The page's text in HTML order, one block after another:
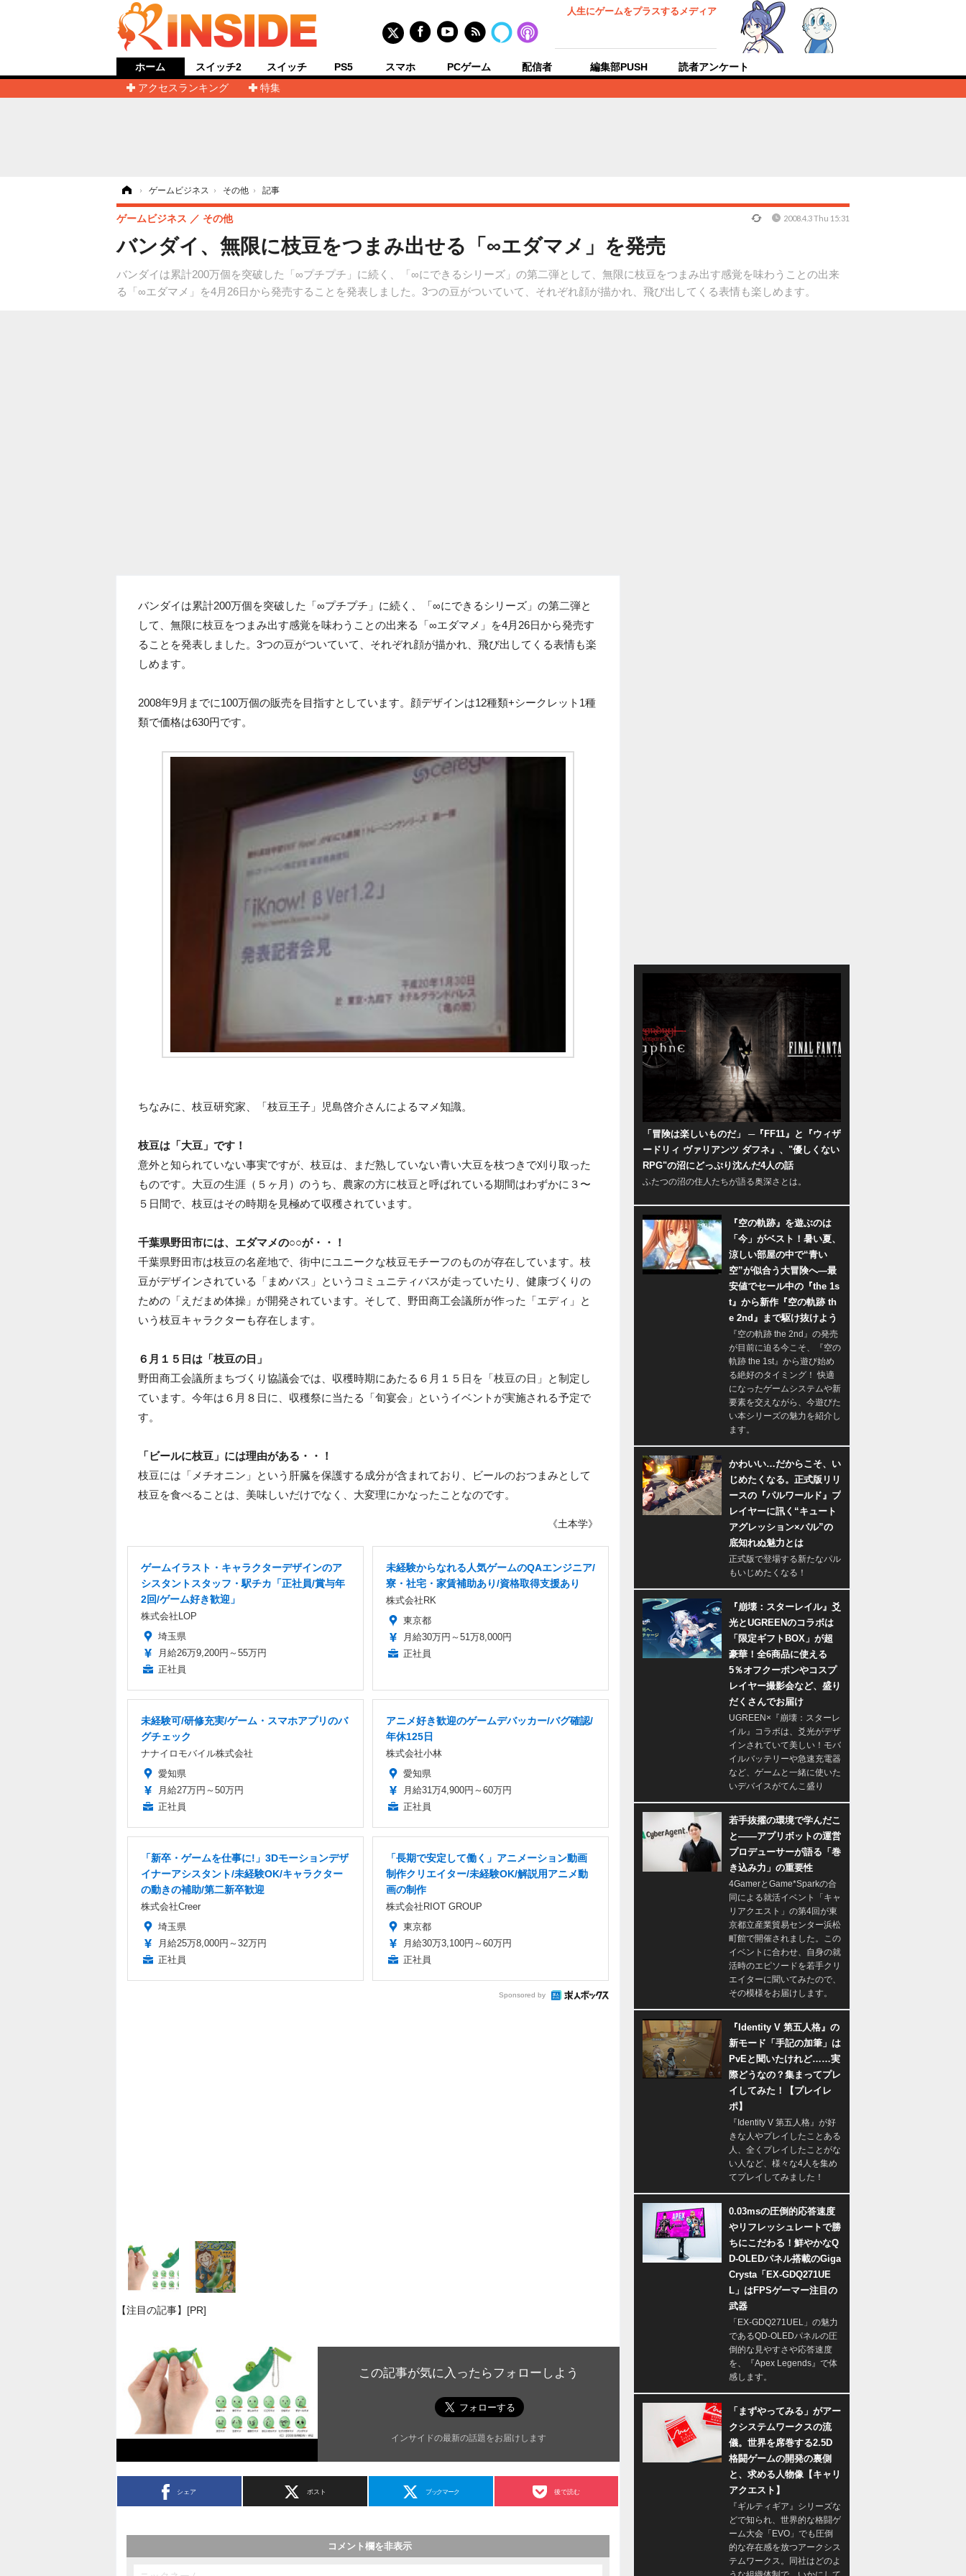
人生にゲームをプラスするメディア
ホーム
アクセスランキング
特集
スイッチ2 スイッチ PS5 スマホ PCゲーム 配信者 編集部PUSH 読者アンケート
› ゲームビジネス › その他 › 記事
バンダイ、無限に枝豆をつまみ出せる「∞エダマメ」を発売
バンダイは累計200万個を突破した「∞プチプチ」に続く、「∞にできるシリーズ」の第二弾として、無限に枝豆をつまみ出す感覚を味わうことの出来
る「∞エダマメ」を4月26日から発売することを発表しました。3つの豆がついていて、それぞれ顔が描かれ、飛び出してくる表情も楽しめます。
ゲームビジネス その他 2008.4.3 Thu 15:31
バンダイは累計200万個を突破した「∞プチプチ」に続く、「∞にできるシリーズ」の第二弾と
して、無限に枝豆をつまみ出す感覚を味わうことの出来る「∞エダマメ」を4月26日から発売す
ることを発表しました。3つの豆がついていて、それぞれ顔が描かれ、飛び出してくる表情も楽
しめます。
2008年9月までに100万個の販売を目指すとしています。顔デザインは12種類+シークレット1種
類で価格は630円です。
ちなみに、枝豆研究家、「枝豆王子」児島啓介さんによるマメ知識。
枝豆は「大豆」です！
意外と知られていない事実ですが、枝豆は、まだ熟していない青い大豆を枝つきで刈り取った
ものです。大豆の生涯（５ヶ月）のうち、農家の方に枝豆と呼ばれている期間はわずかに３〜
５日間で、枝豆はその時期を見極めて収穫されています。
千葉県野田市には、エダマメの○○が・・！
千葉県野田市は枝豆の名産地で、街中にユニークな枝豆モチーフのものが存在しています。枝
豆がデザインされている「まめバス」というコミュニティバスが走っていたり、健康づくりの
ための「えだまめ体操」が開発されています。そして、野田商工会議所が作った「エディ」と
いう枝豆キャラクターも存在します。
６月１５日は「枝豆の日」
野田商工会議所まちづくり協議会では、収穫時期にあたる６月１５日を「枝豆の日」と制定し
ています。今年は６月８日に、収穫祭に当たる「旬宴会」というイベントが実施される予定で
す。
「ビールに枝豆」には理由がある・・！
枝豆には「メチオニン」という肝臓を保護する成分が含まれており、ビールのおつまみとして
枝豆を食べることは、美味しいだけでなく、大変理にかなったことなのです。
《土本学》
ゲームイラスト・キャラクターデザインのア
シスタントスタッフ・駅チカ「正社員/賞与年
2回/ゲーム好き歓迎」
株式会社LOP
埼玉県
月給26万9,200円～55万円
正社員
未経験からなれる人気ゲームのQAエンジニア/
寮・社宅・家賃補助あり/資格取得支援あり
株式会社RK
東京都
月給30万円～51万8,000円
正社員
未経験可/研修充実/ゲーム・スマホアプリのバ
グチェック
ナナイロモバイル株式会社
愛知県
月給27万円～50万円
正社員
アニメ好き歓迎のゲームデバッカー/バグ確認/
年休125日
株式会社小林
愛知県
月給31万4,900円～60万円
正社員
「新卒・ゲームを仕事に!」3Dモーションデザ
イナーアシスタント/未経験OK/キャラクター
の動きの補助/第二新卒歓迎
株式会社Creer
埼玉県
月給25万8,000円～32万円
正社員
「長期で安定して働く」アニメーション動画
制作クリエイター/未経験OK/解説用アニメ動
画の制作
株式会社RIOT GROUP
東京都
月給30万3,100円～60万円
正社員
Sponsored by
【注目の記事】[PR]
この記事が気に入ったらフォローしよう
インサイドの最新の話題をお届けします
シェア ポスト ブックマーク 後で読む
コメント欄を非表示
「冒険は楽しいものだ」 ─『FF11』と『ウィザ
ードリィ ヴァリアンツ ダフネ』、"優しくない
RPG"の沼にどっぷり沈んだ4人の話
ふたつの沼の住人たちが語る奥深さとは。
『空の軌跡』を遊ぶのは
「今」がベスト！暑い夏、
涼しい部屋の中で“青い
空”が似合う大冒険へ―最
安値でセール中の『the 1s
t』から新作『空の軌跡 th
e 2nd』まで駆け抜けよう
『空の軌跡 the 2nd』の発売
が目前に迫る今こそ、『空の
軌跡 the 1st』から遊び始め
る絶好のタイミング！ 快適
になったゲームシステムや新
要素を交えながら、今遊びた
い本シリーズの魅力を紹介し
ます。
かわいい…だからこそ、い
じめたくなる。正式版リリ
ースの『パルワールド』プ
レイヤーに訊く“キュート
アグレッション×パル”の
底知れぬ魅力とは
正式版で登場する新たなパル
もいじめたくなる！
『崩壊：スターレイル』爻
光とUGREENのコラボは
「限定ギフトBOX」が超
豪華！全6商品に使える
5％オフクーポンやコスプ
レイヤー撮影会など、盛り
だくさんでお届け
UGREEN×『崩壊：スターレ
イル』コラボは、爻光がデザ
インされていて美しい！モバ
イルバッテリーや急速充電器
など、ゲームと一緒に使いた
いデバイスがてんこ盛り
若手抜擢の環境で学んだこ
と――アプリボットの運営
プロデューサーが語る「巻
き込み力」の重要性
4GamerとGame*Sparkの合
同による就活イベント「キャ
リアクエスト」の第4回が東
京都立産業貿易センター浜松
町館で開催されました。この
イベントに合わせ、自身の就
活時のエピソードを若手クリ
エイターに聞いてみたので、
その模様をお届けします。
『Identity V 第五人格』の
新モード「手記の加筆」は
PvEと聞いたけれど……実
際どうなの？集まってプレ
イしてみた！【プレイレ
ポ】
『Identity V 第五人格』が好
きな人やプレイしたことある
人、全くプレイしたことがな
い人など、様々な4人を集め
てプレイしてみました！
0.03msの圧倒的応答速度
やリフレッシュレートで勝
ちにこだわる！鮮やかなQ
D-OLEDパネル搭載のGiga
Crysta「EX-GDQ271UE
L」はFPSゲーマー注目の
武器
「EX-GDQ271UEL」の魅力
であるQD-OLEDパネルの圧
倒的な見やすさや応答速度
を、『Apex Legends』で体
感します。
「まずやってみる」がアー
クシステムワークスの流
儀。世界を席巻する2.5D
格闘ゲームの開発の裏側
と、求める人物像【キャリ
アクエスト】
『ギルティギア』シリーズな
どで知られ、世界的な格闘ゲ
ーム大会「EVO」でも圧倒
的な存在感を放つアークシス
テムワークス。同社はどのよ